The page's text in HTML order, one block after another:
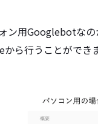
ン用Googlebotな
ら行うことがで